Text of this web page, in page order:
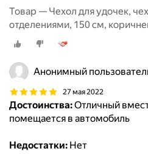
Товар — Чехол для удочек,
отделениями, 150 см,
Анонимный
27 мая 2022
Достоинства:Отличный
помещается в автомобиль
Недостатки: Нет